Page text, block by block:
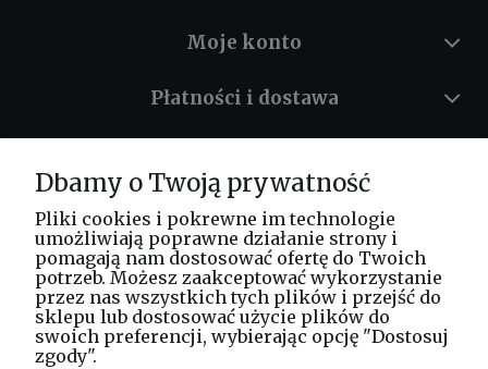
Moje konto
Płatności i dostawa
O nas
Masz pytania? Zadzwoń!
tel. kom. 730 994 188
Dbamy o Twoją prywatność
Pliki cookies i pokrewne im technologie
umożliwiają poprawne działanie strony i
pomagają nam dostosować ofertę do Twoich
potrzeb. Możesz zaakceptować wykorzystanie
przez nas wszystkich tych plików i przejść do
sklepu lub dostosować użycie plików do
swoich preferencji, wybierając opcję "Dostosuj
zgody".